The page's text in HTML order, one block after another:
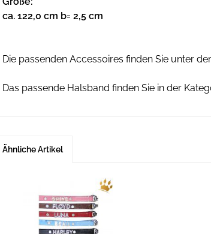
ca. 122,0 cm b= 2,5 cm
Die passenden Accessoires finden Sie unter
Das passende Halsband finden Sie in der
Ähnliche Artikel